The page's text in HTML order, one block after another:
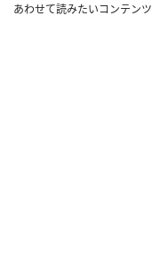
あわせて読みたいコンテンツ